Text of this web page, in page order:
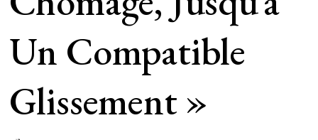
Un Compatible
Glissement »